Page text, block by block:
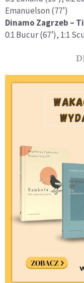
Emanuelson (77’)
Dinamo Zagrzeb –
0:1 Bucur (67’), 1:1